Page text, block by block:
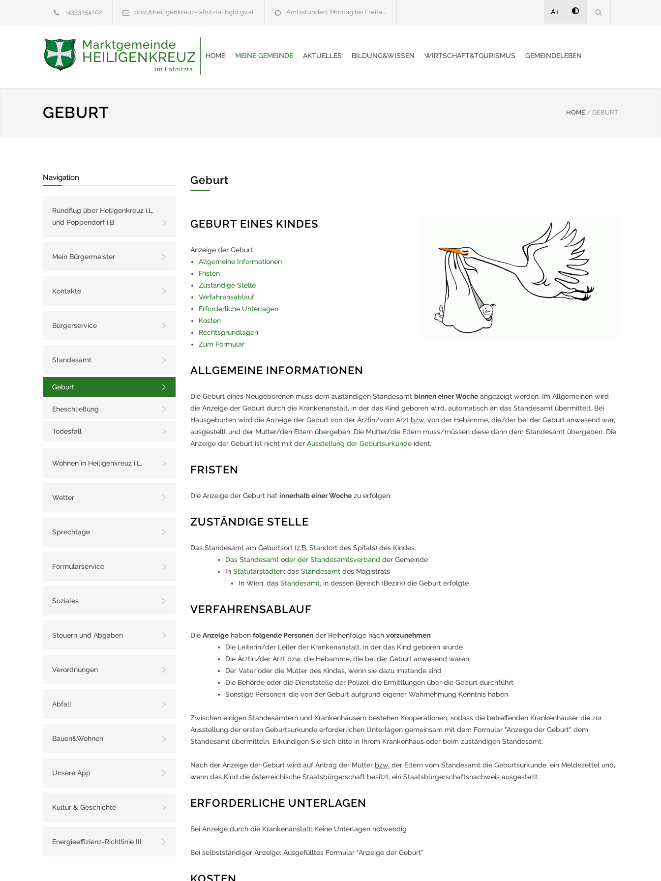
+4333254202 post@heiligenkreuz-lafnitztal.bgld.gv.at Amtsstunden: Montag bis Freita... A+
Marktgemeinde
HEILIGENKREUZ
im Lafnitztal
HOME MEINE GEMEINDE AKTUELLES BILDUNG&WISSEN WIRTSCHAFT&TOURISMUS GEMEINDELEBEN
GEBURT HOME / GEBURT
Navigation
Rundflug über Heiligenkreuz i.L.
und Poppendorf i.B.
Mein Bürgermeister
Kontakte
Bürgerservice
Standesamt
Geburt
Eheschließung
Todesfall
Wohnen in Heiligenkreuz i.L.
Wetter
Sprechtage
Formularservice
Soziales
Steuern und Abgaben
Verordnungen
Abfall
Bauen&Wohnen
Unsere App
Kultur & Geschichte
Energieeffizienz-Richtlinie III
Geburt
GEBURT EINES KINDES
Anzeige der Geburt
Allgemeine Informationen
Fristen
Zuständige Stelle
Verfahrensablauf
Erforderliche Unterlagen
Kosten
Rechtsgrundlagen
Zum Formular
ALLGEMEINE INFORMATIONEN
Die Geburt eines Neugeborenen muss dem zuständigen Standesamt binnen einer Woche angezeigt werden. Im Allgemeinen wird
die Anzeige der Geburt durch die Krankenanstalt, in der das Kind geboren wird, automatisch an das Standesamt übermittelt. Bei
Hausgeburten wird die Anzeige der Geburt von der Ärztin/vom Arzt bzw. von der Hebamme, die/der bei der Geburt anwesend war,
ausgestellt und der Mutter/den Eltern übergeben. Die Mutter/die Eltern muss/müssen diese dann dem Standesamt übergeben. Die
Anzeige der Geburt ist nicht mit der Ausstellung der Geburtsurkunde ident.
FRISTEN
Die Anzeige der Geburt hat innerhalb einer Woche zu erfolgen.
ZUSTÄNDIGE STELLE
Das Standesamt am Geburtsort (z.B. Standort des Spitals) des Kindes:
Das Standesamt oder der Standesamtsverband der Gemeinde
In Statutarstädten: das Standesamt des Magistrats
In Wien: das Standesamt, in dessen Bereich (Bezirk) die Geburt erfolgte
VERFAHRENSABLAUF
Die Anzeige haben folgende Personen der Reihenfolge nach vorzunehmen:
Die Leiterin/der Leiter der Krankenanstalt, in der das Kind geboren wurde
Die Ärztin/der Arzt bzw. die Hebamme, die bei der Geburt anwesend waren
Der Vater oder die Mutter des Kindes, wenn sie dazu imstande sind
Die Behörde oder die Dienststelle der Polizei, die Ermittlungen über die Geburt durchführt
Sonstige Personen, die von der Geburt aufgrund eigener Wahrnehmung Kenntnis haben
Zwischen einigen Standesämtern und Krankenhäusern bestehen Kooperationen, sodass die betreffenden Krankenhäuser die zur
Ausstellung der ersten Geburtsurkunde erforderlichen Unterlagen gemeinsam mit dem Formular "Anzeige der Geburt" dem
Standesamt übermitteln. Erkundigen Sie sich bitte in Ihrem Krankenhaus oder beim zuständigen Standesamt.
Nach der Anzeige der Geburt wird auf Antrag der Mutter bzw. der Eltern vom Standesamt die Geburtsurkunde, ein Meldezettel und,
wenn das Kind die österreichische Staatsbürgerschaft besitzt, ein Staatsbürgerschaftsnachweis ausgestellt.
ERFORDERLICHE UNTERLAGEN
Bei Anzeige durch die Krankenanstalt: Keine Unterlagen notwendig
Bei selbstständiger Anzeige: Ausgefülltes Formular "Anzeige der Geburt"